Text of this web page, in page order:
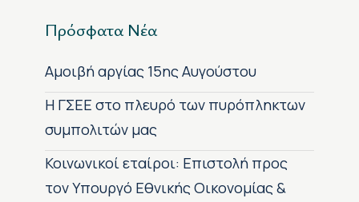
Πρόσφατα Νέα
Αμοιβή αργίας 15ης Αυγούστου
H ΓΣΕΕ στο πλευρό των πυρόπληκτων
συμπολιτών μας
Κοινωνικοί εταίροι: Επιστολή προς
τον Υπουργό Εθνικής Οικονομίας &